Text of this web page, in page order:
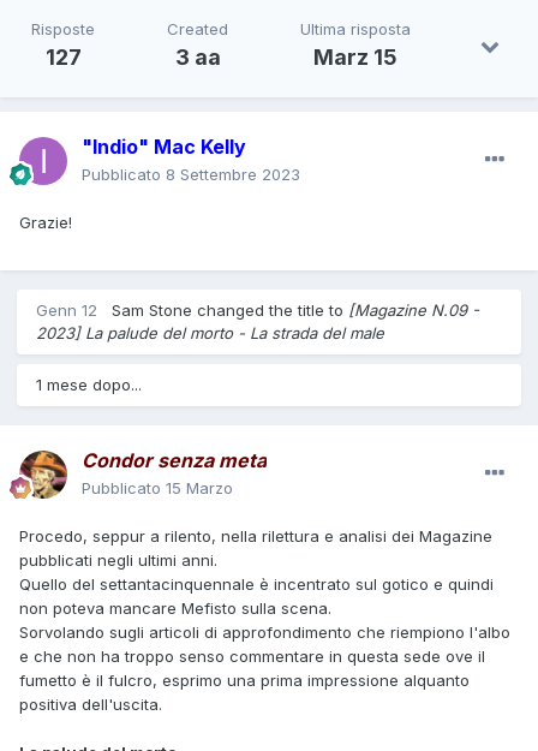
Risposte
127
Created
3 aa
Ultima risposta
Marz 15
"Indio" Mac Kelly
Pubblicato 8 Settembre 2023
Grazie!
Genn 12 Sam Stone changed the title to [Magazine N.09 -
2023] La palude del morto - La strada del male
1 mese dopo...
Condor senza meta
Pubblicato 15 Marzo
Procedo, seppur a rilento, nella rilettura e analisi dei Magazine
pubblicati negli ultimi anni.
Quello del settantacinquennale è incentrato sul gotico e quindi
non poteva mancare Mefisto sulla scena.
Sorvolando sugli articoli di approfondimento che riempiono l'albo
e che non ha troppo senso commentare in questa sede ove il
fumetto è il fulcro, esprimo una prima impressione alquanto
positiva dell'uscita.